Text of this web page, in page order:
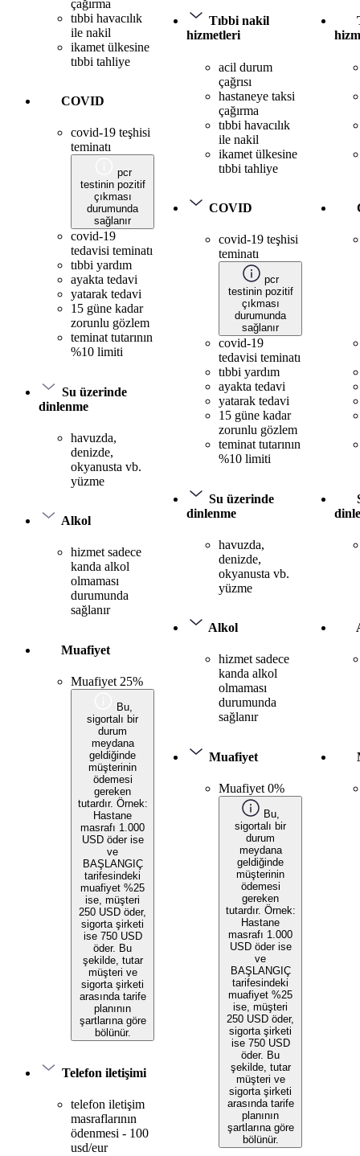
çağırma
tıbbi havacılık
ile nakil
ikamet ülkesine
tıbbi tahliye
COVID
covid-19 teşhisi
teminatı
pcr
testinin pozitif
çıkması
durumunda
sağlanır
covid-19
tedavisi teminatı
tıbbi yardım
ayakta tedavi
yatarak tedavi
15 güne kadar
zorunlu gözlem
teminat tutarının
%10 limiti
Su üzerinde
dinlenme
havuzda,
denizde,
okyanusta vb.
yüzme
Alkol
hizmet sadece
kanda alkol
olmaması
durumunda
sağlanır
Muafiyet
Muafiyet 25%
Bu,
sigortalı bir
durum
meydana
geldiğinde
müşterinin
ödemesi
gereken
tutardır. Örnek:
Hastane
masrafı 1.000
USD öder ise
ve
BAŞLANGIÇ
tarifesindeki
muafiyet %25
ise, müşteri
250 USD öder,
sigorta şirketi
ise 750 USD
öder. Bu
şekilde, tutar
müşteri ve
sigorta şirketi
arasında tarife
planının
şartlarına göre
bölünür.
Telefon iletişimi
telefon iletişim
masraflarının
ödenmesi - 100
usd/eur
Tıbbi nakil
hizmetleri
acil durum
çağrısı
hastaneye taksi
çağırma
tıbbi havacılık
ile nakil
ikamet ülkesine
tıbbi tahliye
COVID
covid-19 teşhisi
teminatı
pcr
testinin pozitif
çıkması
durumunda
sağlanır
covid-19
tedavisi teminatı
tıbbi yardım
ayakta tedavi
yatarak tedavi
15 güne kadar
zorunlu gözlem
teminat tutarının
%10 limiti
Su üzerinde
dinlenme
havuzda,
denizde,
okyanusta vb.
yüzme
Alkol
hizmet sadece
kanda alkol
olmaması
durumunda
sağlanır
Muafiyet
Muafiyet 0%
Bu,
sigortalı bir
durum
meydana
geldiğinde
müşterinin
ödemesi
gereken
tutardır. Örnek:
Hastane
masrafı 1.000
USD öder ise
ve
BAŞLANGIÇ
tarifesindeki
muafiyet %25
ise, müşteri
250 USD öder,
sigorta şirketi
ise 750 USD
öder. Bu
şekilde, tutar
müşteri ve
sigorta şirketi
arasında tarife
planının
şartlarına göre
bölünür.